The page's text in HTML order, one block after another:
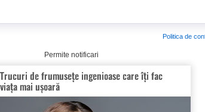
Politica de
Permite notificari